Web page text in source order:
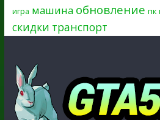
игра машина обновление пк
скидки транспорт